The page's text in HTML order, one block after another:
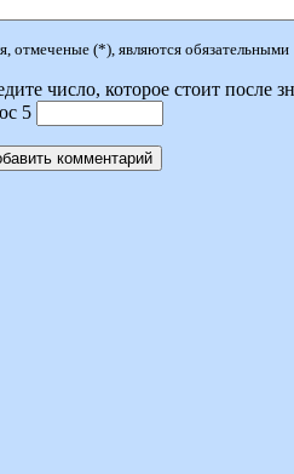
отмеченые (*), являются обязательными
число, которое стоит после
5